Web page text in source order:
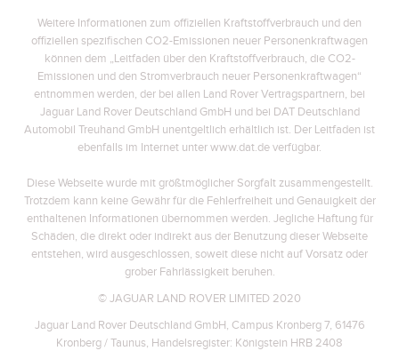
Weitere Informationen zum offiziellen Kraftstoffverbrauch und den
offiziellen spezifischen CO2-Emissionen neuer Personenkraftwagen
können dem „Leitfaden über den Kraftstoffverbrauch, die CO2-
Emissionen und den Stromverbrauch neuer Personenkraftwagen“
entnommen werden, der bei allen Land Rover Vertragspartnern, bei
Jaguar Land Rover Deutschland GmbH und bei DAT Deutschland
Automobil Treuhand GmbH unentgeltlich erhältlich ist. Der Leitfaden ist
ebenfalls im Internet unter www.dat.de verfügbar.
Diese Webseite wurde mit größtmöglicher Sorgfalt zusammengestellt.
Trotzdem kann keine Gewähr für die Fehlerfreiheit und Genauigkeit der
enthaltenen Informationen übernommen werden. Jegliche Haftung für
Schäden, die direkt oder indirekt aus der Benutzung dieser Webseite
entstehen, wird ausgeschlossen, soweit diese nicht auf Vorsatz oder
grober Fahrlässigkeit beruhen.
© JAGUAR LAND ROVER LIMITED 2020
Jaguar Land Rover Deutschland GmbH, Campus Kronberg 7, 61476
Kronberg / Taunus, Handelsregister: Königstein HRB 2408